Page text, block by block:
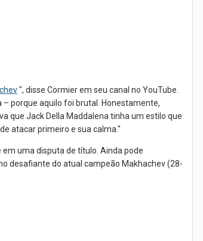
", disse Cormier em seu canal no YouTube.
porque aquilo foi brutal. Honestamente,
que Jack Della Maddalena tinha um estilo que
atacar primeiro e sua calma."
uma disputa de título. Ainda pode
desafiante do atual campeão Makhachev (28-